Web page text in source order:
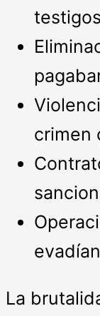
testigos
crimen
La